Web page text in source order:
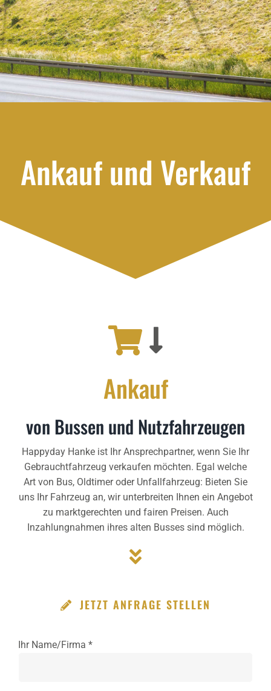
Ankauf und Verkauf
Ankauf
von Bussen und Nutzfahrzeugen
Happyday Hanke ist Ihr Ansprechpartner, wenn Sie Ihr
Gebrauchtfahrzeug verkaufen möchten. Egal welche
Art von Bus, Oldtimer oder Unfallfahrzeug: Bieten Sie
uns Ihr Fahrzeug an, wir unterbreiten Ihnen ein Angebot
zu marktgerechten und fairen Preisen. Auch
Inzahlungnahmen ihres alten Busses sind möglich.
JETZT ANFRAGE STELLEN
Ihr Name/Firma *